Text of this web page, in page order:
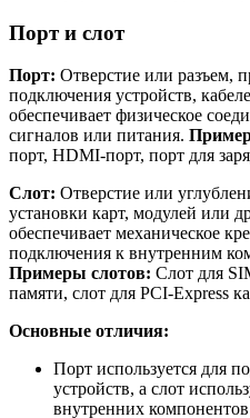
Порт и слот
Порт: Отверстие или разъем,
подключения устройств,
обеспечивает физическое
сигналов или питания.
порт, HDMI-порт, порт для
Слот: Отверстие или
установки карт, модулей или
обеспечивает механическое
подключения к внутренним
Примеры слотов: Слот для
памяти, слот для PCI-Express
Основные отличия:
Порт используется для
устройств, а слот
внутренних компонентов